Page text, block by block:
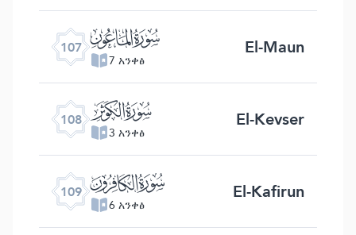
107 ﰘ
7 አንቀፅ El-Maun
108 ﰙ
3 አንቀፅ El-Kevser
109 ﰚ
6 አንቀፅ El-Kafirun